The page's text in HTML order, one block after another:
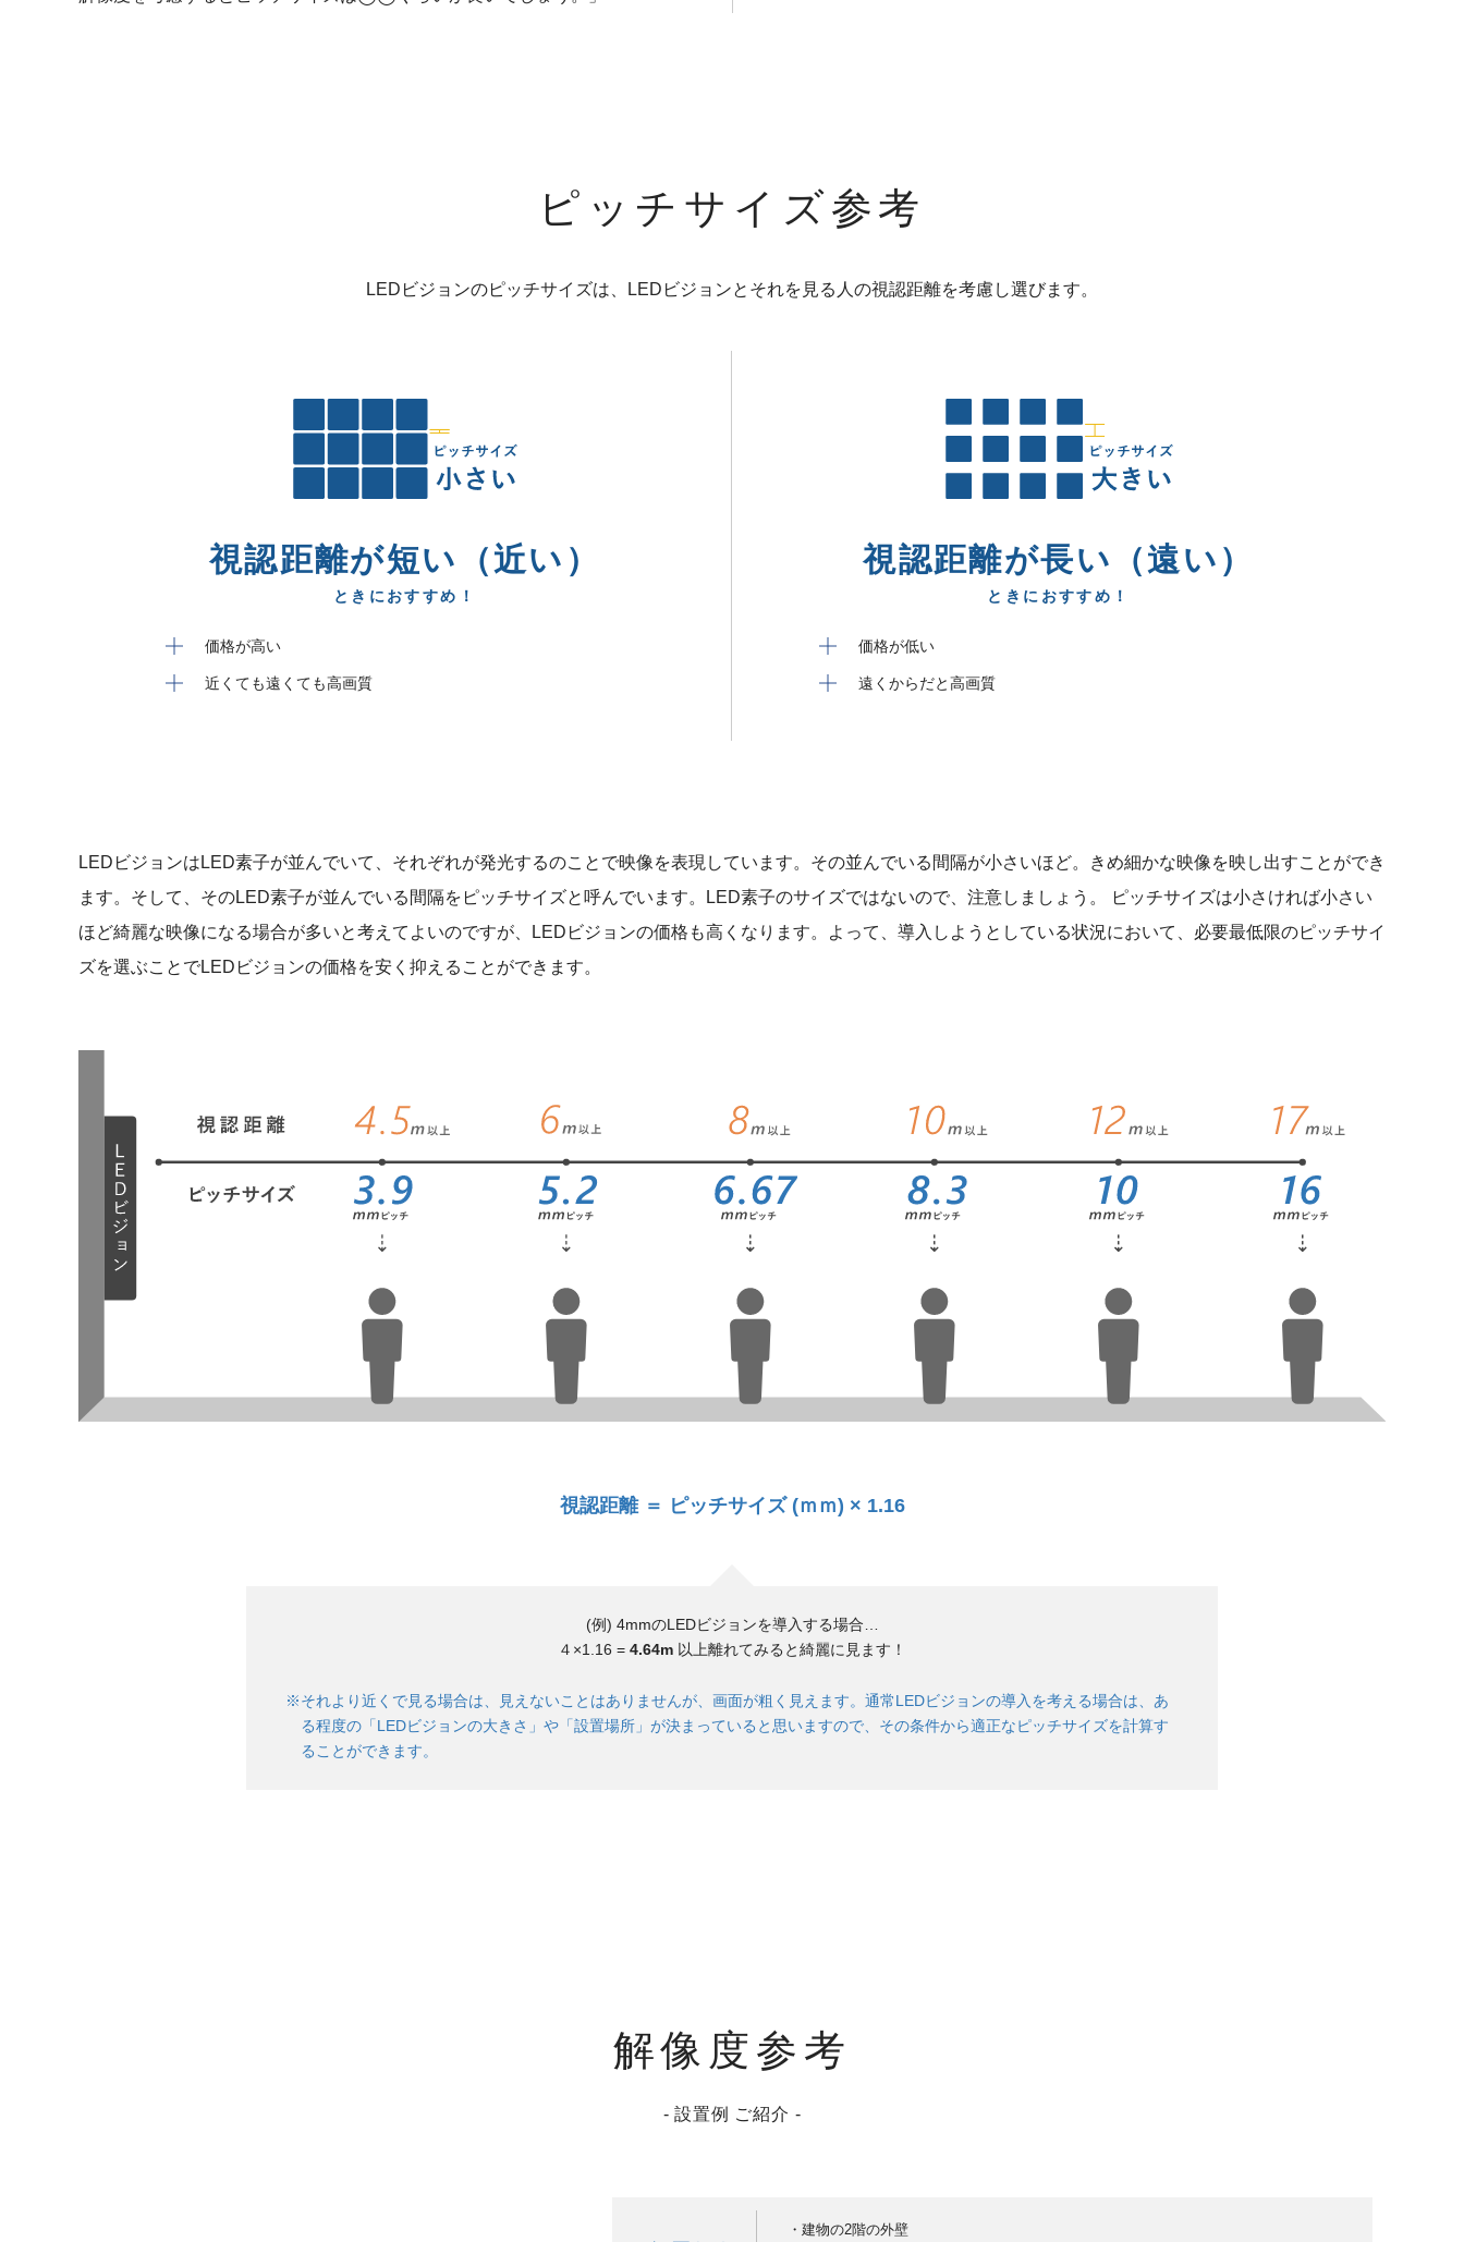
ピッチサイズ参考
LEDビジョンのピッチサイズは、LEDビジョンとそれを見る人の視認距離を考慮し選びます。
視認距離が短い（近い）
ときにおすすめ！
価格が高い
近くても遠くても高画質
視認距離が長い（遠い）
ときにおすすめ！
価格が低い
遠くからだと高画質
LEDビジョンはLED素子が並んでいて、それぞれが発光するのことで映像を表現しています。その並んでいる間隔が小さいほど。きめ細かな映像を映し出すことができ
ます。そして、そのLED素子が並んでいる間隔をピッチサイズと呼んでいます。LED素子のサイズではないので、注意しましょう。 ピッチサイズは小さければ小さい
ほど綺麗な映像になる場合が多いと考えてよいのですが、LEDビジョンの価格も高くなります。よって、導入しようとしている状況において、必要最低限のピッチサイ
ズを選ぶことでLEDビジョンの価格を安く抑えることができます。
視認距離 ＝ ピッチサイズ (ｍｍ) × 1.16
(例) 4mmのLEDビジョンを導入する場合…
４×1.16 = 4.64m 以上離れてみると綺麗に見ます！
※それより近くで見る場合は、見えないことはありませんが、画面が粗く見えます。通常LEDビジョンの導入を考える場合は、あ
る程度の「LEDビジョンの大きさ」や「設置場所」が決まっていると思いますので、その条件から適正なピッチサイズを計算す
ることができます。
解像度参考
- 設置例 ご紹介 -
・建物の2階の外壁